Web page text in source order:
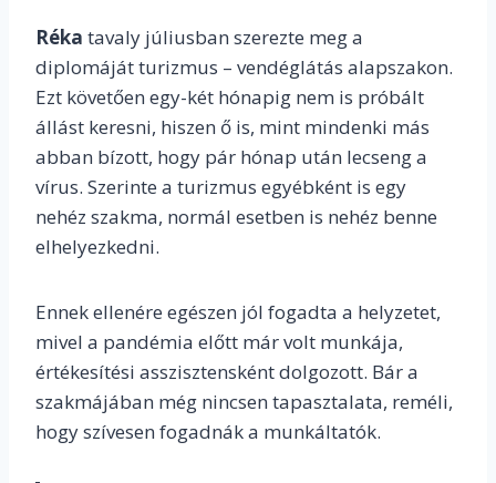
Réka tavaly júliusban szerezte meg a
diplomáját turizmus – vendéglátás alapszakon.
Ezt követően egy-két hónapig nem is próbált
állást keresni, hiszen ő is, mint mindenki más
abban bízott, hogy pár hónap után lecseng a
vírus. Szerinte a turizmus egyébként is egy
nehéz szakma, normál esetben is nehéz benne
elhelyezkedni.
Ennek ellenére egészen jól fogadta a helyzetet,
mivel a pandémia előtt már volt munkája,
értékesítési asszisztensként dolgozott. Bár a
szakmájában még nincsen tapasztalata, reméli,
hogy szívesen fogadnák a munkáltatók.